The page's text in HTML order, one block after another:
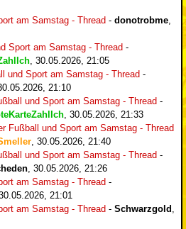
am Samstag - Thread - donotrobme
Sport am Samstag - Thread -
30.05.2026, 21:05
und Sport am Samstag - Thread -
21:10
und Sport am Samstag - Thread -
30.05.2026, 21:33
Fußball und Sport am Samstag - Thread
30.05.2026, 21:40
und Sport am Samstag - Thread -
30.05.2026, 21:26
am Samstag - Thread -
21:01
am Samstag - Thread - Schwarzgold